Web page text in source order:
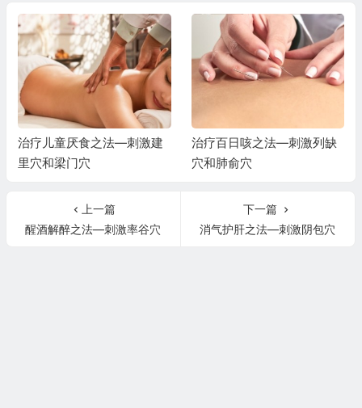
治疗儿童厌食之法—刺激建
里穴和梁门穴
治疗百日咳之法—刺激列缺
穴和肺俞穴
上一篇
醒酒解醉之法—刺激率谷穴
下一篇
消气护肝之法—刺激阴包穴